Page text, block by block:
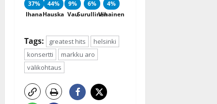
37%
Ihana
44%
Hauska
9%
Vau
6%
Surullinen
4%
Vihainen
Tags: greatest hits
helsinki
konsertti
markku aro
välikohtaus